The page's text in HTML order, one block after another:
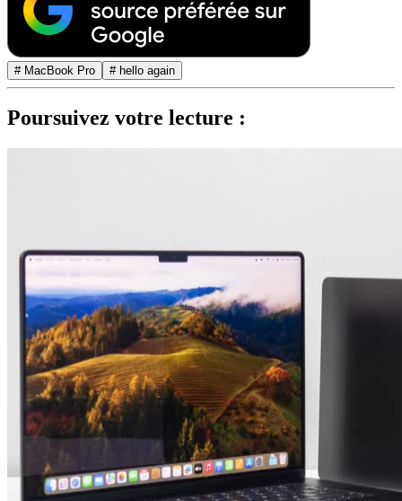
# MacBook Pro # hello again
Poursuivez votre lecture :